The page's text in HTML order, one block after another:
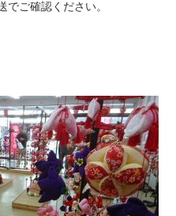
でご確認ください。